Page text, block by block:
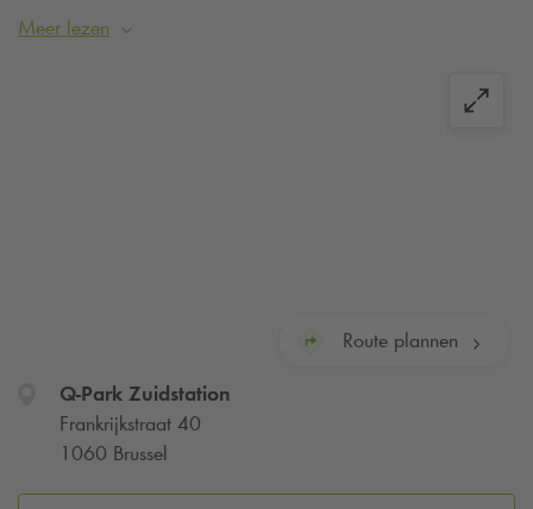
Meer lezen
Route plannen
Q-ParkZuidstation
Frankrijkstraat 40
1060 Brussel